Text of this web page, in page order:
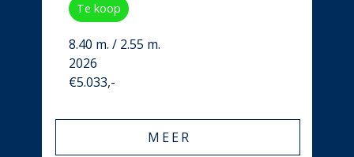
Te koop
8.40 m. / 2.55 m.
2026
€5.033,-
MEER